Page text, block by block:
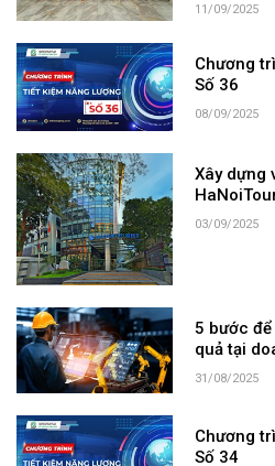
11/09/2025
Chương
Số 36
08/09/2025
Xây dựng
03/09/2025
5 bước để
quả tại
31/08/2025
Chương
Số 34